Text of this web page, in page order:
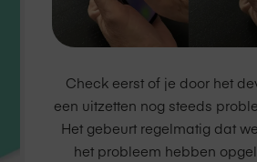
Check eerst of je door het
een uitzetten nog steeds
Het gebeurt regelmatig dat
het probleem hebben